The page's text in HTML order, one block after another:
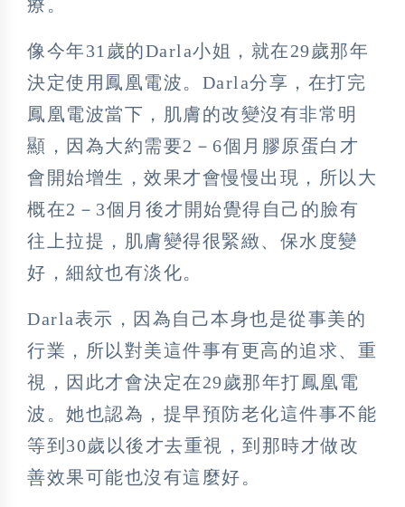
療。
像今年31歲的Darla小姐，就在29歲那年
決定使用鳳凰電波。Darla分享，在打完
鳳凰電波當下，肌膚的改變沒有非常明
顯，因為大約需要2－6個月膠原蛋白才
會開始增生，效果才會慢慢出現，所以大
概在2－3個月後才開始覺得自己的臉有
往上拉提，肌膚變得很緊緻、保水度變
好，細紋也有淡化。
Darla表示，因為自己本身也是從事美的
行業，所以對美這件事有更高的追求、重
視，因此才會決定在29歲那年打鳳凰電
波。她也認為，提早預防老化這件事不能
等到30歲以後才去重視，到那時才做改
善效果可能也沒有這麼好。